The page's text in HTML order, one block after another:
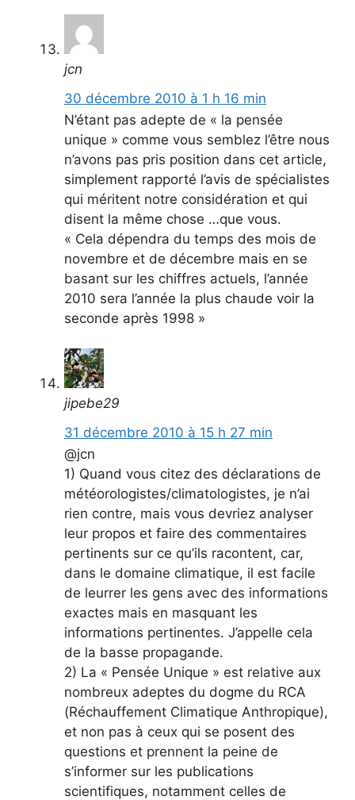
jcn
30 décembre 2010 à 1 h 16 min
N’étant pas adepte de « la pensée
unique » comme vous semblez l’être nous
n’avons pas pris position dans cet article,
simplement rapporté l’avis de spécialistes
qui méritent notre considération et qui
disent la même chose …que vous.
« Cela dépendra du temps des mois de
novembre et de décembre mais en se
basant sur les chiffres actuels, l’année
2010 sera l’année la plus chaude voir la
seconde après 1998 »
jipebe29
31 décembre 2010 à 15 h 27 min
@jcn
1) Quand vous citez des déclarations de
météorologistes/climatologistes, je n’ai
rien contre, mais vous devriez analyser
leur propos et faire des commentaires
pertinents sur ce qu’ils racontent, car,
dans le domaine climatique, il est facile
de leurrer les gens avec des informations
exactes mais en masquant les
informations pertinentes. J’appelle cela
de la basse propagande.
2) La « Pensée Unique » est relative aux
nombreux adeptes du dogme du RCA
(Réchauffement Climatique Anthropique),
et non pas à ceux qui se posent des
questions et prennent la peine de
s’informer sur les publications
scientifiques, notamment celles de